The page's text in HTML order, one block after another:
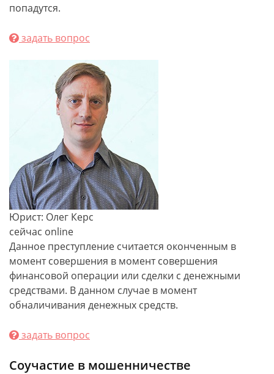
попадутся.
задать вопрос
Юрист: Олег Керс
сейчас online
Данное преступление считается оконченным в
момент совершения в момент совершения
финансовой операции или сделки с денежными
средствами. В данном случае в момент
обналичивания денежных средств.
задать вопрос
Соучастие в мошенничестве